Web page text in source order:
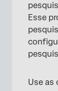
Esse
Use as